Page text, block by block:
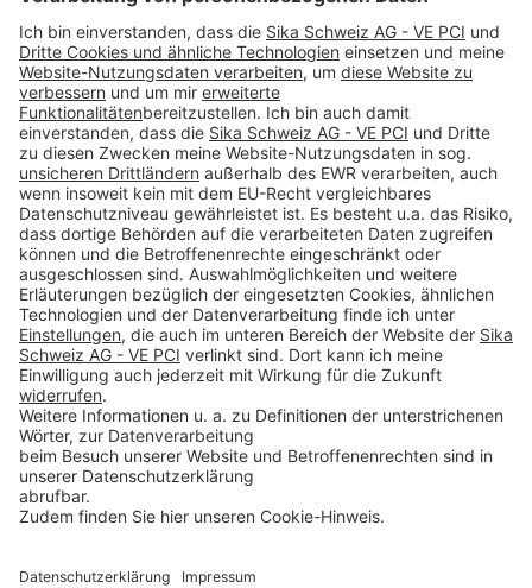
#PCI
Impressum
Datenschutz
AGB
Rechtliche Hinweise
Cookie-Einstellungen öffnen
Betroffenenrechte